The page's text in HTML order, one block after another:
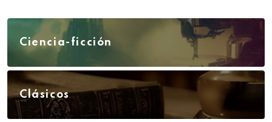
Ciencia-ficción
Clásicos